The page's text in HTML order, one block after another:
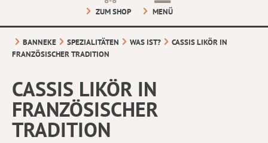
ZUM SHOP MENÜ
BANNEKE SPEZIALITÄTEN WAS IST?
CASSIS LIKÖR IN
FRANZÖSISCHER TRADITION
CASSIS LIKÖR IN
FRANZÖSISCHER
TRADITION